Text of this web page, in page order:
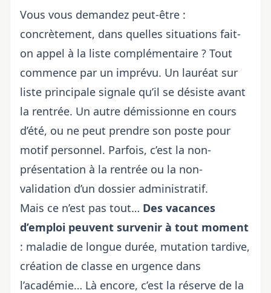
Vous vous demandez peut-être :
concrètement, dans quelles situations fait-
on appel à la liste complémentaire ? Tout
commence par un imprévu. Un lauréat sur
liste principale signale qu’il se désiste avant
la rentrée. Un autre démissionne en cours
d’été, ou ne peut prendre son poste pour
motif personnel. Parfois, c’est la non-
présentation à la rentrée ou la non-
validation d’un dossier administratif.
Mais ce n’est pas tout… Des vacances
d’emploi peuvent survenir à tout moment
: maladie de longue durée, mutation tardive,
création de classe en urgence dans
l’académie… Là encore, c’est la réserve de la